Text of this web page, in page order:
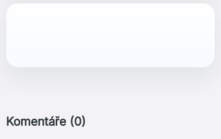
Komentáře (0)